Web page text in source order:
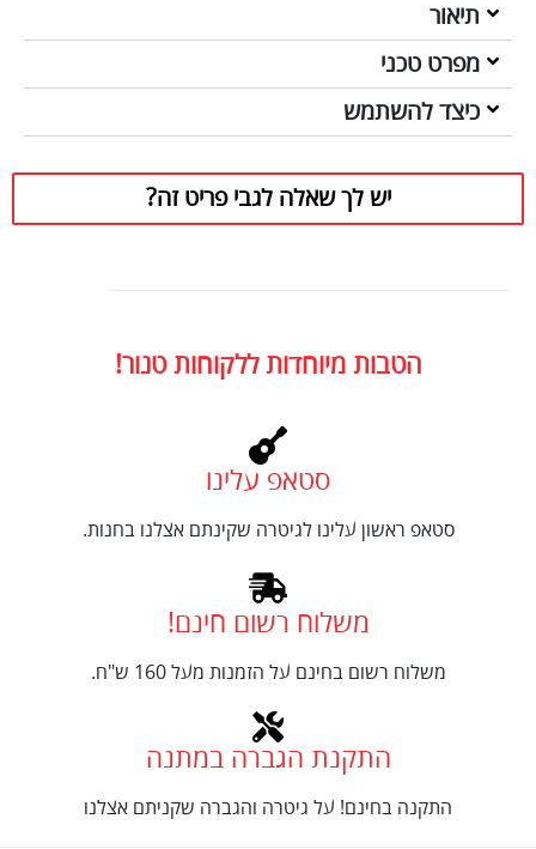
תיאור
מפרט טכני
כיצד להשתמש
יש לך שאלה לגבי פריט זה?
הטבות מיוחדות ללקוחות טנור!
סטאפ עלינו
סטאפ ראשון עלינו לגיטרה שקינתם אצלנו בחנות.
משלוח רשום חינם!
משלוח רשום בחינם על הזמנות מעל 160 ש"ח.
התקנת הגברה במתנה
התקנה בחינם! על גיטרה והגברה שקניתם אצלנו